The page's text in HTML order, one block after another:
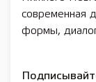
современная
формы,